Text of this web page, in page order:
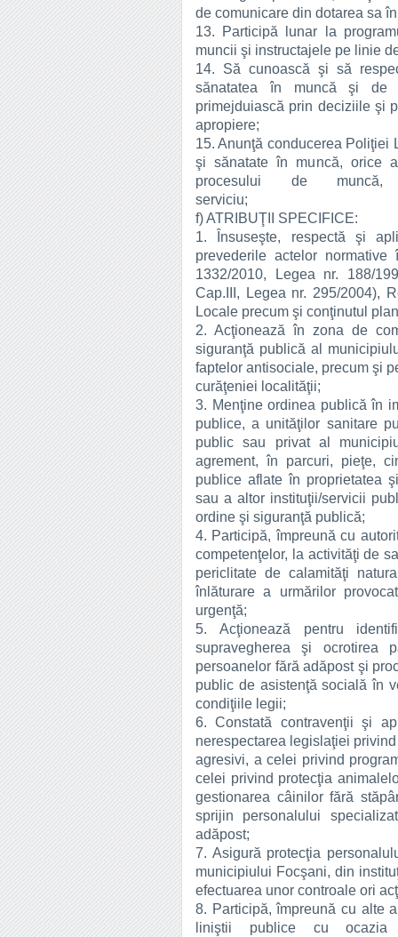
de comunicare din dotarea sa
13. Participă lunar la
muncii şi instructajele pe linie
14. Să cunoască şi să
sănatatea în muncă şi de
primejduiască prin deciziile şi
apropiere;
15. Anunţă conducerea Poliţiei
şi sănatate în muncă, orice
procesului de
f) ATRIBUŢII SPECIFICE:
1. Însuseşte, respectă şi
prevederile actelor
1332/2010, Legea nr. 188/
Cap.III, Legea nr. 295/2004),
Locale precum şi conţinutul
2. Acţionează în zona de
siguranţă publică al
faptelor antisociale, precum şi
curăţeniei localităţii;
3. Menţine ordinea publică în
publice, a unităţilor sanitare
public sau privat al
agrement, în parcuri, pieţe,
publice aflate în proprietatea
sau a altor instituţii/servicii
ordine şi siguranţă publică;
4. Participă, împreună cu
competenţelor, la activităţi de
periclitate de calamităţi
înlăturare a urmărilor
urgenţă;
5. Acţionează pentru
supravegherea şi ocrotirea
persoanelor fără adăpost şi
public de asistenţă socială în
condiţiile legii;
6. Constată contravenţii şi
nerespectarea legislaţiei
agresivi, a celei privind
celei privind protecţia
gestionarea câinilor fără
sprijin personalului
adăpost;
7. Asigură protecţia
municipiului Focşani, din
efectuarea unor controale ori
8. Participă, împreună cu alte
liniştii publice cu ocazia